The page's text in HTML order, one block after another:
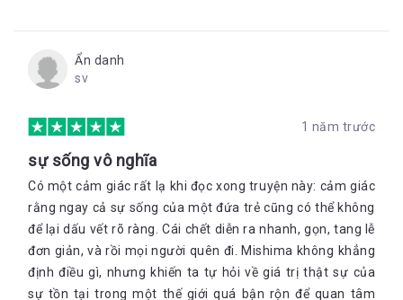
Ẩn danh
sv
1 năm trước
sự sống vô nghĩa
Có một cảm giác rất lạ khi đọc xong truyện này: cảm giác
rằng ngay cả sự sống của một đứa trẻ cũng có thể không
để lại dấu vết rõ ràng. Cái chết diễn ra nhanh, gọn, tang lễ
đơn giản, và rồi mọi người quên đi. Mishima không khẳng
định điều gì, nhưng khiến ta tự hỏi về giá trị thật sự của
sự tồn tại trong một thế giới quá bận rộn để quan tâm